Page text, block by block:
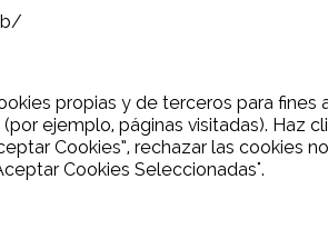
propias y de terceros para
ejemplo, páginas visitadas). Haz
Cookies”, rechazar las cookies
Cookies Seleccionadas".